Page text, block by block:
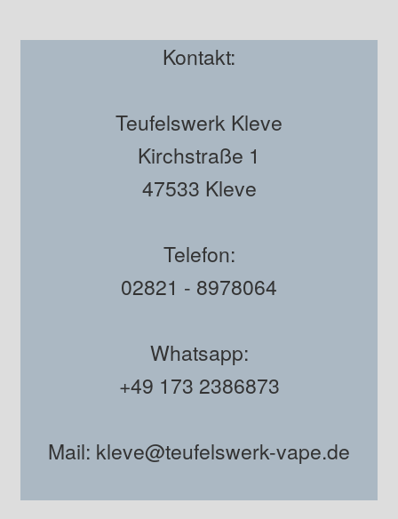
Kontakt:
Teufelswerk Kleve
Kirchstraße 1
47533 Kleve
Telefon:
02821 - 8978064
Whatsapp:
+49 173 2386873
Mail: kleve@teufelswerk-vape.de